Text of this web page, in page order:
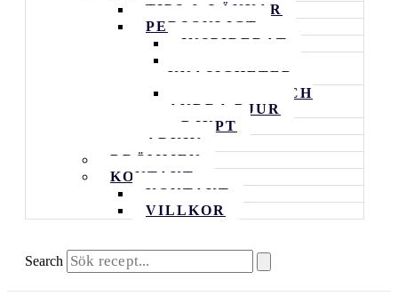
TIPS & LÄNKAR
PERSONLIGT
INSPIRERAT
KNASIGHETER
FAMILJEN OCH
ANDRA DJUR
DJUPT
ARKIV
DRÖMMEN
KONTAKT
KONTAKT
VILLKOR
Search